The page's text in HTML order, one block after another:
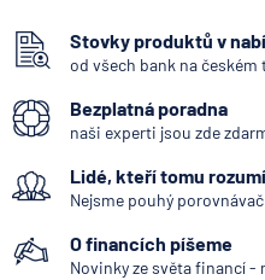
Stovky produktů v
od všech bank na českém
Bezplatná poradna
naši experti jsou zde
Lidé, kteří tomu rozumí
Nejsme pouhý porovnávač
O financích píšeme
Novinky ze světa financí -